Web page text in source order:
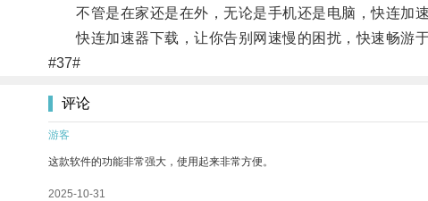
不管是在家还是在外，无论是手机还是电脑，快连加速
快连加速器下载，让你告别网速慢的困扰，快速畅游于
#37#
评论
游客
这款软件的功能非常强大，使用起来非常方便。
2025-10-31